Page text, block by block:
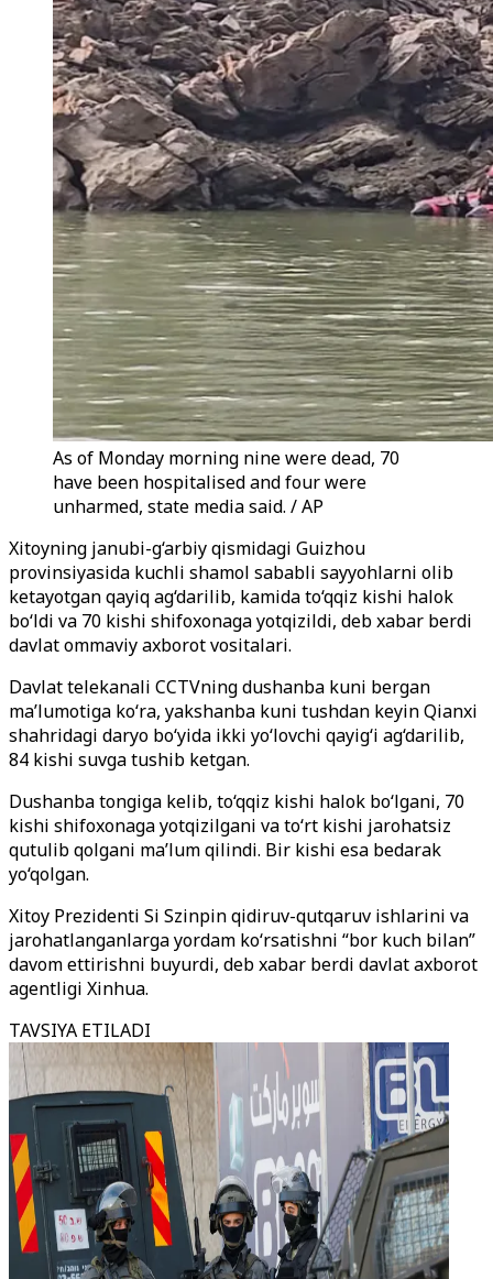
As of Monday morning nine were dead, 70
have been hospitalised and four were
unharmed, state media said. / AP
Xitoyning janubi-g‘arbiy qismidagi Guizhou
provinsiyasida kuchli shamol sababli sayyohlarni olib
ketayotgan qayiq ag‘darilib, kamida to‘qqiz kishi halok
bo‘ldi va 70 kishi shifoxonaga yotqizildi, deb xabar berdi
davlat ommaviy axborot vositalari.
Davlat telekanali CCTVning dushanba kuni bergan
ma’lumotiga ko‘ra, yakshanba kuni tushdan keyin Qianxi
shahridagi daryo bo‘yida ikki yo‘lovchi qayig‘i ag‘darilib,
84 kishi suvga tushib ketgan.
Dushanba tongiga kelib, to‘qqiz kishi halok bo‘lgani, 70
kishi shifoxonaga yotqizilgani va to‘rt kishi jarohatsiz
qutulib qolgani ma’lum qilindi. Bir kishi esa bedarak
yo‘qolgan.
Xitoy Prezidenti Si Szinpin qidiruv-qutqaruv ishlarini va
jarohatlanganlarga yordam ko‘rsatishni “bor kuch bilan”
davom ettirishni buyurdi, deb xabar berdi davlat axborot
agentligi Xinhua.
TAVSIYA ETILADI